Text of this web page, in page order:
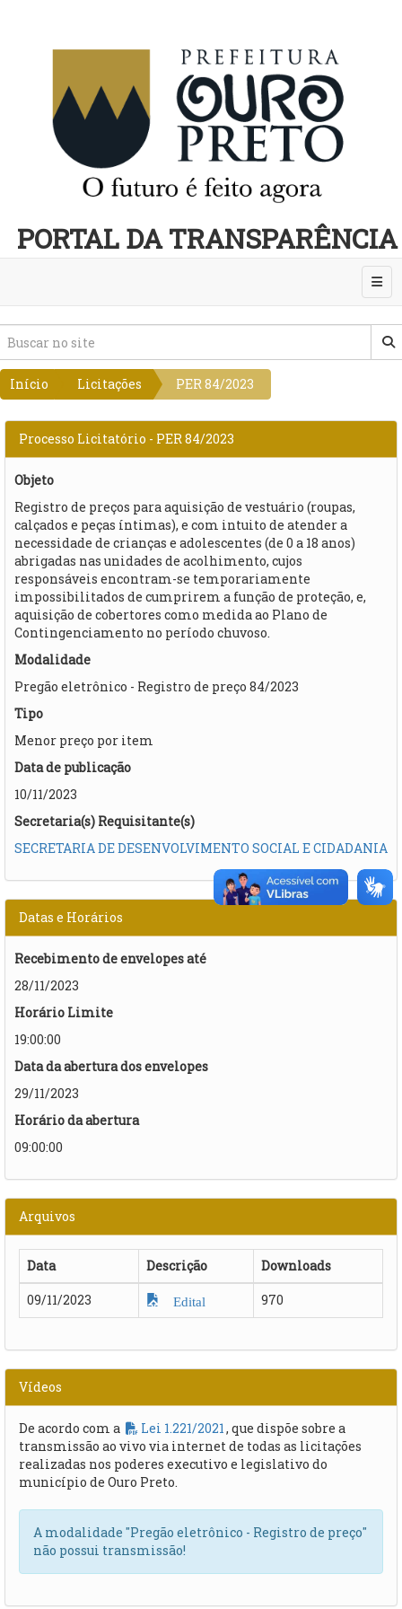
PORTAL DA TRANSPARÊNCIA
Início Licitações PER 84/2023
Processo Licitatório - PER 84/2023
Objeto
Registro de preços para aquisição de vestuário (roupas,
calçados e peças íntimas), e com intuito de atender a
necessidade de crianças e adolescentes (de 0 a 18 anos)
abrigadas nas unidades de acolhimento, cujos
responsáveis encontram-se temporariamente
impossibilitados de cumprirem a função de proteção, e,
aquisição de cobertores como medida ao Plano de
Contingenciamento no período chuvoso.
Modalidade
Pregão eletrônico - Registro de preço 84/2023
Tipo
Menor preço por item
Data de publicação
10/11/2023
Secretaria(s) Requisitante(s)
SECRETARIA DE DESENVOLVIMENTO SOCIAL E CIDADANIA
Datas e Horários
Recebimento de envelopes até
28/11/2023
Horário Limite
19:00:00
Data da abertura dos envelopes
29/11/2023
Horário da abertura
09:00:00
Arquivos
Data Descrição
Downloads
09/11/2023
Edital 970
Vídeos
De acordo com a Lei 1.221/2021 , que dispõe sobre a
transmissão ao vivo via internet de todas as licitações
realizadas nos poderes executivo e legislativo do
município de Ouro Preto.
A modalidade "Pregão eletrônico - Registro de preço"
não possui transmissão!